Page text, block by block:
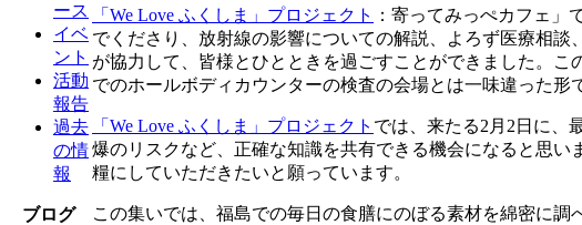
ース
イベ
ント
活動
報告
過去
の情
報
ブログ
「We Love ふくしま」プロジェクト
：寄ってみっぺカフェ
でくださり、放射線の影響についての解説、よろず医療相
が協力して、皆様とひとときを過ごすことができました。
でのホールボディカウンターの検査の会場とは一味違った
「We Love ふくしま」プロジェクト では、来たる2月2日に、
爆のリスクなど、正確な知識を共有できる機会になると思
糧にしていただきたいと願っています。
この集いでは、福島での毎日の食膳にのぼる素材を綿密に